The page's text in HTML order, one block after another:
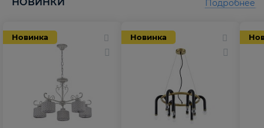
Новинка Новинка
Подробнее